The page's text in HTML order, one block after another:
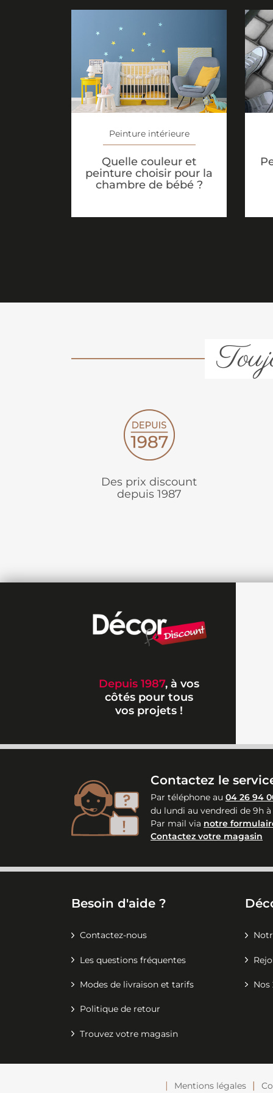
Peinture intérieure
Quelle couleur et
peinture choisir pour la
chambre de bébé ?
Des prix discount
depuis 1987
Depuis 1987, à vos
côtés pour tous
vos projets !
Contactez le
Par téléphone au 04 26 94
du lundi au vendredi de 9h à
Par mail via notre
Contactez votre magasin
Besoin d'aide ?
Contactez-nous
Les questions fréquentes
Modes de livraison et tarifs
Politique de retour
Trouvez votre magasin
Nos
Mentions légales